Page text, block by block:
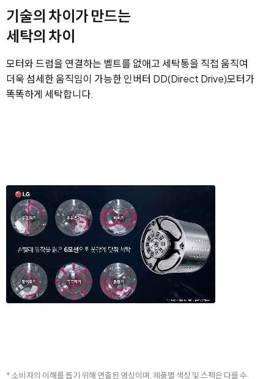
기술의 차이가 만드는
세탁의 차이
모터와 드럼을 연결하는 벨트를 없애고 세탁통을 직접 움직여
더욱 섬세한 움직임이 가능한 인버터 DD(Direct Drive)모터가
똑똑하게 세탁합니다.
* 소비자의 이해를 돕기 위해 연출된 영상이며, 제품별 색상 및 스펙은 다를 수